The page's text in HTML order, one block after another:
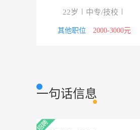
切割∕焊工 普通工人
22岁 中专/技校
其他职位 2000-3000元
一句话信息